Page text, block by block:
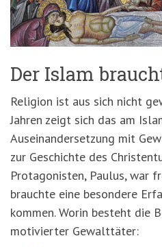
Suche
springen
(Accesskey
'2')Der Islam
Religion ist aus sich nicht
Jahren zeigt sich das am
Auseinandersetzung mit
zur Geschichte des
Protagonisten, Paulus, war
brauchte eine besondere
kommen. Worin besteht die
motivierter Gewalttäter: